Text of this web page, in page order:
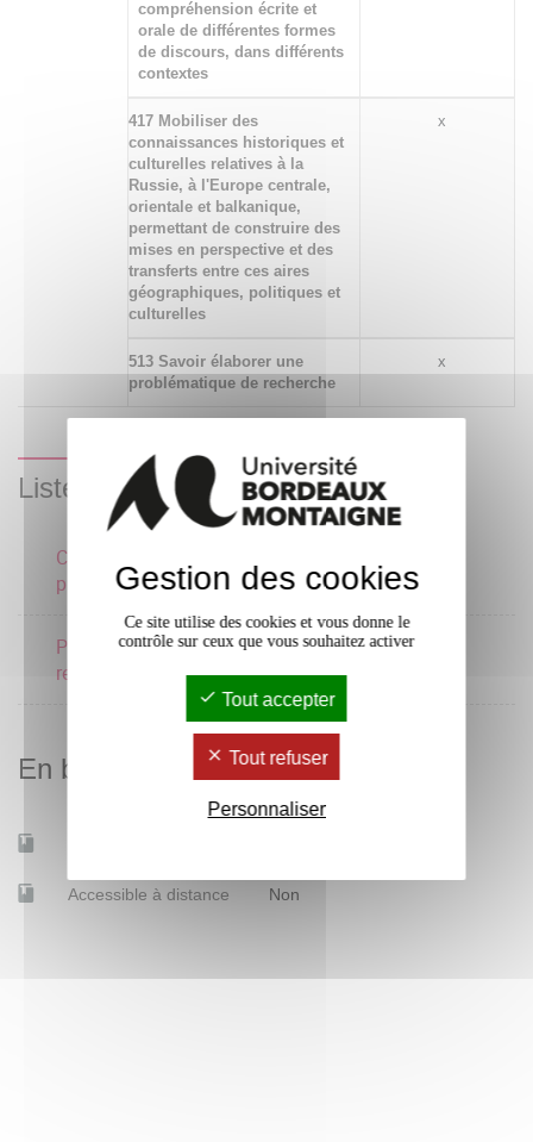
compréhension écrite et
orale de différentes formes
de discours, dans différents
contextes
417 Mobiliser des
connaissances historiques et
culturelles relatives à la
Russie, à l'Europe centrale,
orientale et balkanique,
permettant de construire des
mises en perspective et des
transferts entre ces aires
géographiques, politiques et
culturelles
x
513 Savoir élaborer une
problématique de recherche
x
Liste des enseignements
Cultures et sociétés des
pays slaves
6 crédits
Projet et langue de la
recherche
En bref
Accessible à distance Non
Gestion des cookies
Ce site utilise des cookies et vous donne le
contrôle sur ceux que vous souhaitez activer
Tout accepter
Tout refuser
Personnaliser